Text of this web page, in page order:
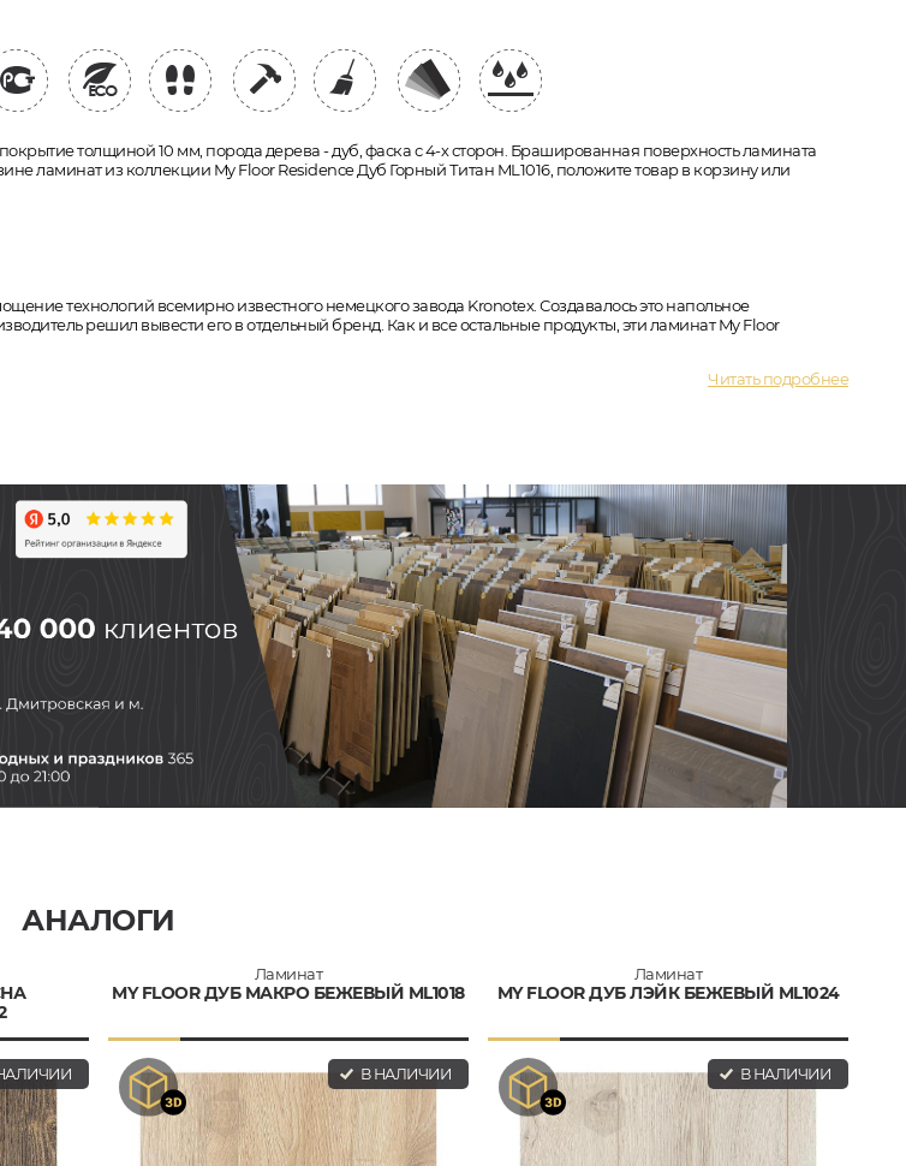
толщиной 10 мм, порода дерева - дуб, фаска с 4-х сторон. Брашированная поверхность ламината
ламинат из коллекции My Floor Residence Дуб Горный Титан ML1016, положите товар в корзину или
технологий всемирно известного немецкого завода Kronotex. Создавалось это напольное
решил вывести его в отдельный бренд. Как и все остальные продукты, эти ламинат My Floor
Читать подробнее
АНАЛОГИ
Ламинат
MY FLOOR ДУБ МАКРО БЕЖЕВЫЙ ML1018
В НАЛИЧИИ
Ламинат
MY FLOOR ДУБ ЛЭЙК БЕЖЕВЫЙ ML1024
В НАЛИЧИИ